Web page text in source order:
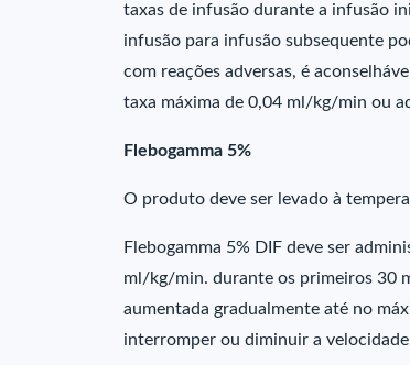
taxas de infusão durante a infusão
infusão para infusão subsequente
com reações adversas, é
taxa máxima de 0,04 ml/kg/min ou
Flebogamma 5%
O produto deve ser levado à
Flebogamma 5% DIF deve ser
ml/kg/min. durante os primeiros 30
aumentada gradualmente até no
interromper ou diminuir a